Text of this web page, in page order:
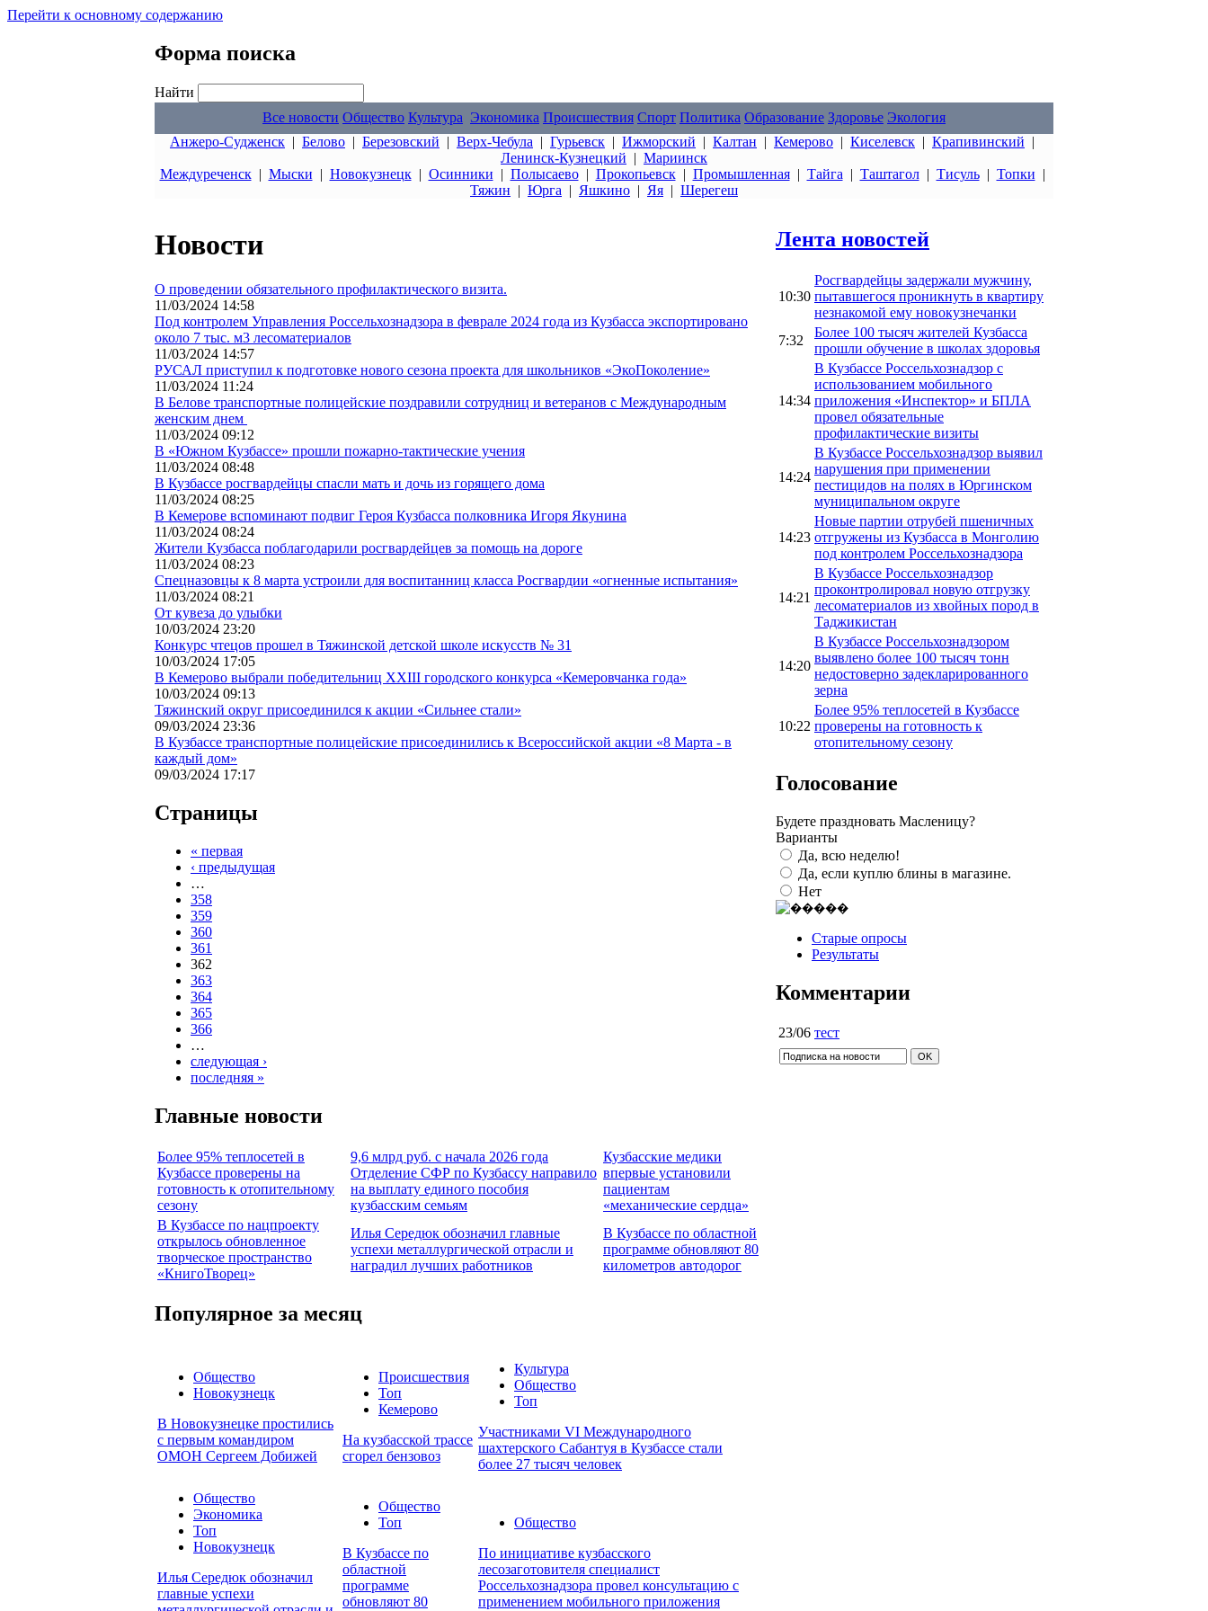
Перейти к основному содержанию
Форма поиска
Найти
Все новости Общество Культура Экономика Происшествия Спорт Политика Образование Здоровье Экология
Анжеро-Судженск | Белово | Березовский | Верх-Чебула | Гурьевск | Ижморский | Калтан | Кемерово | Киселевск | Крапивинский |
Ленинск-Кузнецкий | Мариинск
Междуреченск| Мыски | Новокузнецк| Осинники | Полысаево| Прокопьевск| Промышленная| Тайга | Таштагол| Тисуль| Топки |
Тяжин | Юрга | Яшкино | Яя | Шерегеш
Новости
О проведении обязательного профилактического визита.
11/03/2024 14:58
Под контролем Управления Россельхознадзора в феврале 2024 года из Кузбасса экспортировано
около 7 тыс. м3 лесоматериалов
11/03/2024 14:57
РУСАЛ приступил к подготовке нового сезона проекта для школьников «ЭкоПоколение»
11/03/2024 11:24
В Белове транспортные полицейские поздравили сотрудниц и ветеранов с Международным
женским днем
11/03/2024 09:12
В «Южном Кузбассе» прошли пожарно-тактические учения
11/03/2024 08:48
В Кузбассе росгвардейцы спасли мать и дочь из горящего дома
11/03/2024 08:25
В Кемерове вспоминают подвиг Героя Кузбасса полковника Игоря Якунина
11/03/2024 08:24
Жители Кузбасса поблагодарили росгвардейцев за помощь на дороге
11/03/2024 08:23
Спецназовцы к 8 марта устроили для воспитанниц класса Росгвардии «огненные испытания»
11/03/2024 08:21
От кувеза до улыбки
10/03/2024 23:20
Конкурс чтецов прошел в Тяжинской детской школе искусств № 31
10/03/2024 17:05
В Кемерово выбрали победительниц ХХIII городского конкурса «Кемеровчанка года»
10/03/2024 09:13
Тяжинский округ присоединился к акции «Сильнее стали»
09/03/2024 23:36
В Кузбассе транспортные полицейские присоединились к Всероссийской акции «8 Марта - в
каждый дом»
09/03/2024 17:17
Страницы
« первая
‹ предыдущая
…
358
359
360
361
362
363
364
365
366
…
следующая ›
последняя »
Главные новости
Более 95% теплосетей в
Кузбассе проверены на
готовность к отопительному
сезону
9,6 млрд руб. с начала 2026 года
Отделение СФР по Кузбассу направило
на выплату единого пособия
кузбасским семьям
Кузбасские медики
впервые установили
пациентам
«механические сердца»
В Кузбассе по нацпроекту
открылось обновленное
творческое пространство
«КнигоТворец»
Илья Середюк обозначил главные
успехи металлургической отрасли и
наградил лучших работников
В Кузбассе по областной
программе обновляют 80
километров автодорог
Популярное за месяц
Общество
Новокузнецк
В Новокузнецке простились
с первым командиром
ОМОН Сергеем Добижей
Происшествия
Топ
Кемерово
На кузбасской трассе
сгорел бензовоз
Культура
Общество
Топ
Участниками VI Международного
шахтерского Сабантуя в Кузбассе стали
более 27 тысяч человек
Общество
Экономика
Топ
Новокузнецк
Илья Середюк обозначил
главные успехи
Общество
Топ
В Кузбассе по
областной
программе
обновляют 80
Общество
По инициативе кузбасского
лесозаготовителя специалист
Россельхознадзора провел консультацию с
применением мобильного приложения
Лента новостей
10:30
Росгвардейцы задержали мужчину,
пытавшегося проникнуть в квартиру
незнакомой ему новокузнечанки
7:32
Более 100 тысяч жителей Кузбасса
прошли обучение в школах здоровья
14:34
В Кузбассе Россельхознадзор с
использованием мобильного
приложения «Инспектор» и БПЛА
провел обязательные
профилактические визиты
14:24
В Кузбассе Россельхознадзор выявил
нарушения при применении
пестицидов на полях в Юргинском
муниципальном округе
14:23
Новые партии отрубей пшеничных
отгружены из Кузбасса в Монголию
под контролем Россельхознадзора
14:21
В Кузбассе Россельхознадзор
проконтролировал новую отгрузку
лесоматериалов из хвойных пород в
Таджикистан
14:20
В Кузбассе Россельхознадзором
выявлено более 100 тысяч тонн
недостоверно задекларированного
зерна
10:22
Более 95% теплосетей в Кузбассе
проверены на готовность к
отопительному сезону
Голосование
Будете праздновать Масленицу?
Варианты
Да, всю неделю!
Да, если куплю блины в магазине.
Нет
Старые опросы
Результаты
Комментарии
23/06 тест